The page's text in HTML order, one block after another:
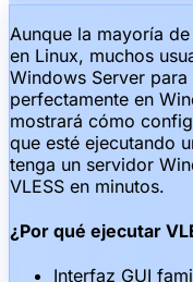
Aunque la mayoría
en Linux, muchos
Windows Server
perfectamente en
mostrará cómo
que esté ejecutando
tenga un servidor
VLESS en minutos.
¿Por qué ejecutar
Interfaz GUI